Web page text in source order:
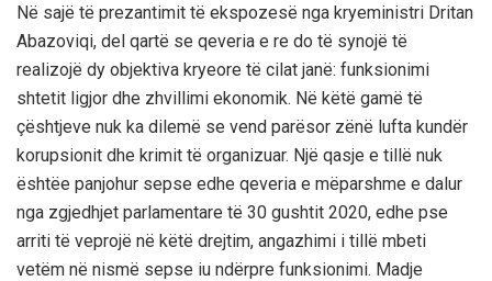
Në sajë të prezantimit të ekspozesë nga kryeministri Dritan
Abazoviqi, del qartë se qeveria e re do të synojë të
realizojë dy objektiva kryeore të cilat janë: funksionimi
shtetit ligjor dhe zhvillimi ekonomik. Në këtë gamë të
çështjeve nuk ka dilemë se vend parësor zënë lufta kundër
korupsionit dhe krimit të organizuar. Një qasje e tillë nuk
ështëe panjohur sepse edhe qeveria e mëparshme e dalur
nga zgjedhjet parlamentare të 30 gushtit 2020, edhe pse
arriti të veprojë në këtë drejtim, angazhimi i tillë mbeti
vetëm në nismë sepse iu ndërpre funksionimi. Madje